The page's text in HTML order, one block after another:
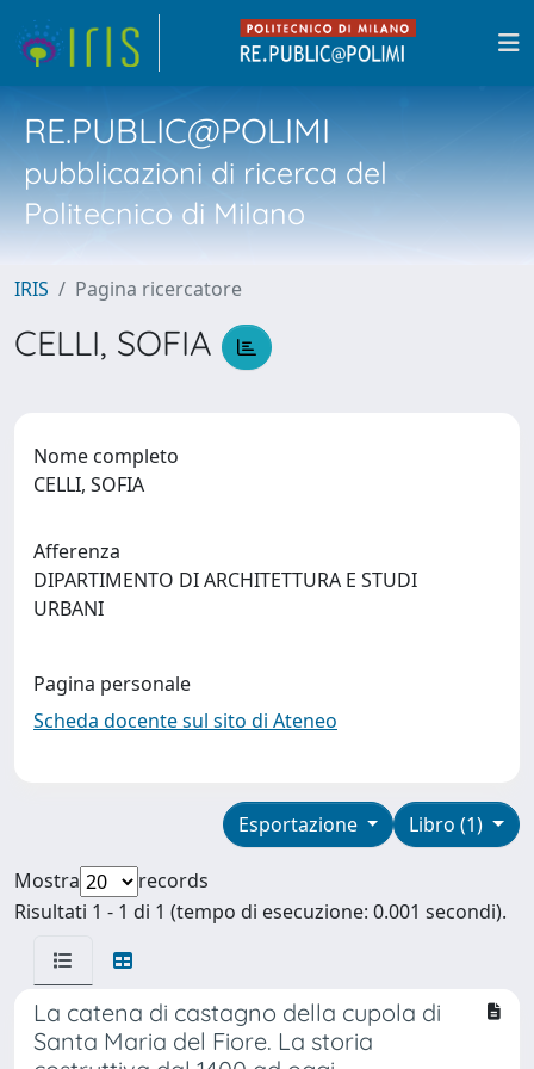
RE.PUBLIC@POLIMI
pubblicazioni di ricerca del
Politecnico di Milano
IRIS Pagina ricercatore
CELLI, SOFIA
Nome completo
CELLI, SOFIA
Afferenza
DIPARTIMENTO DI ARCHITETTURA E STUDI
URBANI
Pagina personale
Scheda docente sul sito di Ateneo
Libro (1)
Esportazione
Mostra
records
Risultati 1 - 1 di 1 (tempo di esecuzione: 0.001 secondi).
La catena di castagno della cupola di
Santa Maria del Fiore. La storia